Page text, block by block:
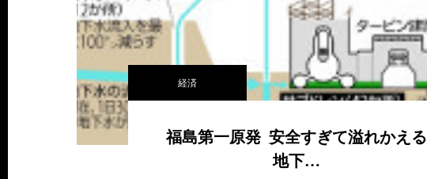
経済
福島第一原発 安全すぎて溢れかえる
地下…